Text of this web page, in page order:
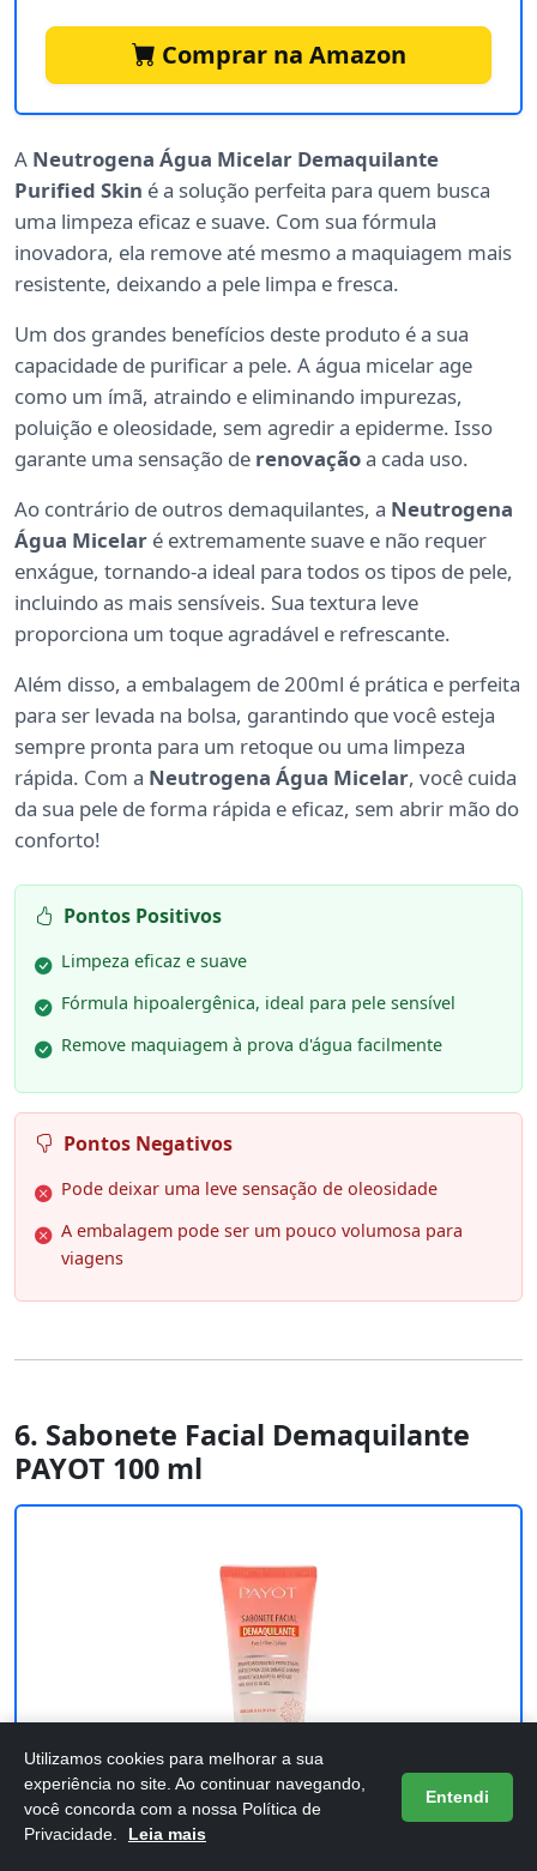
Comprar na Amazon
A Neutrogena Água Micelar Demaquilante
Purified Skin é a solução perfeita para quem busca
uma limpeza eficaz e suave. Com sua fórmula
inovadora, ela remove até mesmo a maquiagem mais
resistente, deixando a pele limpa e fresca.
Um dos grandes benefícios deste produto é a sua
capacidade de purificar a pele. A água micelar age
como um ímã, atraindo e eliminando impurezas,
poluição e oleosidade, sem agredir a epiderme. Isso
garante uma sensação de renovaçãoa cada uso.
Ao contrário de outros demaquilantes, a Neutrogena
Água Micelar é extremamente suave e não requer
enxágue, tornando-a ideal para todos os tipos de pele,
incluindo as mais sensíveis. Sua textura leve
proporciona um toque agradável e refrescante.
Além disso, a embalagem de 200ml é prática e perfeita
para ser levada na bolsa, garantindo que você esteja
sempre pronta para um retoque ou uma limpeza
rápida. Com a Neutrogena Água Micelar, você cuida
da sua pele de forma rápida e eficaz, sem abrir mão do
conforto!
Pontos Positivos
Limpeza eficaz e suave
Fórmula hipoalergênica, ideal para pele sensível
Remove maquiagem à prova d'água facilmente
Pontos Negativos
Pode deixar uma leve sensação de oleosidade
A embalagem pode ser um pouco volumosa para
viagens
6. Sabonete Facial Demaquilante
PAYOT 100 ml
Utilizamos cookies para melhorar a sua
experiência no site. Ao continuar navegando,
você concorda com a nossa Política de
Privacidade.
Leia mais
Entendi